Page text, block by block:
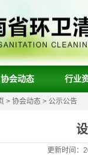
协会动态 行业
> 协会动态 > 公示公告
更新时间：